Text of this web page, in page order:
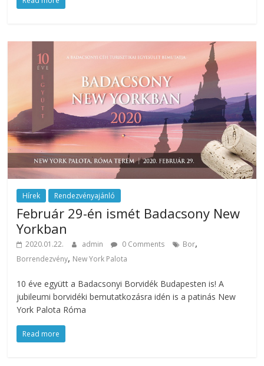
Hírek Rendezvényajánló
Február 29-én ismét Badacsony New
Yorkban
2020.01.22. admin 0 Comments Bor,
Borrendezvény, New York Palota
10 éve együtt a Badacsonyi Borvidék Budapesten is! A
jubileumi borvidéki bemutatkozásra idén is a patinás New
York Palota Róma
Read more